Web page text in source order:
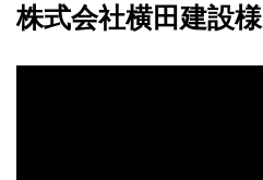
株式会社横田建設様